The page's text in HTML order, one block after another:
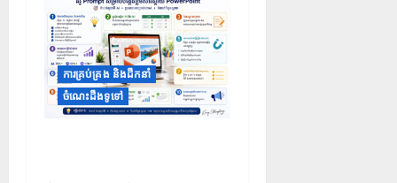
ការគ្រប់គ្រង និងដឹកនាំ
ចំណេះដឹងទូទៅ